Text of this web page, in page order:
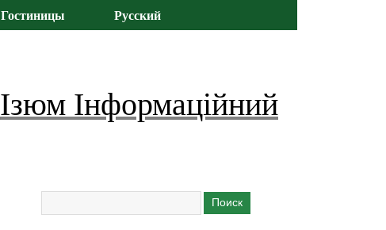
Гостиницы Русский
Ізюм Інформаційний